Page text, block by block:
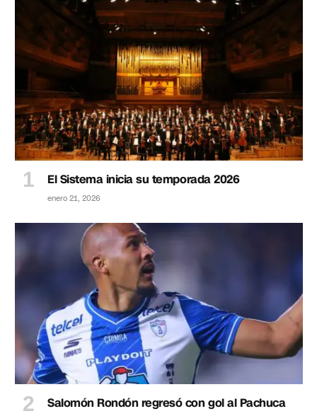
El Sistema inicia su temporada 2026
enero 21, 2026
Salomón Rondón regresó con gol al Pachuca